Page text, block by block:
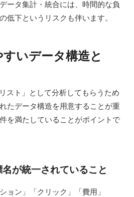
ータ集計・統合には、時間的な負
低下というリスクも伴います。
いデータ構造と
スト」として分析してもらうため
たデータ構造を用意することが重
を満たしていることがポイントで
が統一されていること
ョン」「クリック」「費用」